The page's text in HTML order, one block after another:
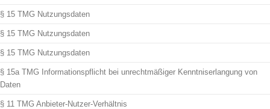
§ 15 TMG Nutzungsdaten
§ 15 TMG Nutzungsdaten
§ 15 TMG Nutzungsdaten
§ 15a TMG Informationspflicht bei unrechtmäßiger Kenntniserlangung von
Daten
§ 11 TMG Anbieter-Nutzer-Verhältnis